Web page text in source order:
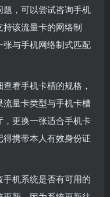
，可以尝试咨询手机
该流量卡的网络制
与手机网络制式匹配
查看手机卡槽的规格，
量卡类型与手机卡槽
更换一张适合手机卡
携带本人有效身份证
手机系统是否有可用的